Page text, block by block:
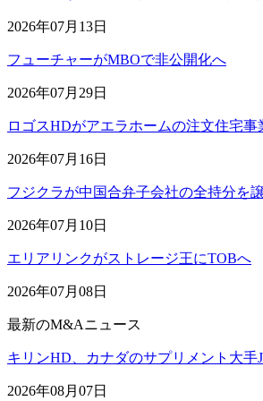
2026年07月13日
フューチャーがMBOで非公開化へ
2026年07月29日
ロゴスHDがアエラホームの注文住宅事
2026年07月16日
フジクラが中国合弁子会社の全持分
2026年07月10日
エリアリンクがストレージ王にTOBへ
2026年07月08日
最新のM&Aニュース
キリンHD、カナダのサプリメント大手
2026年08月07日